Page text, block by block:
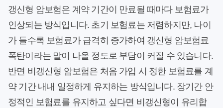
갱신형 암보험은 계약 기간이 만료될 때마다 보험료가
인상되는 방식입니다. 초기 보험료는 저렴하지만, 나이
가 들수록 보험료가 급격히 증가하여 갱신형 암보험료
폭탄이라는 말이 나올 정도로 부담이 커질 수 있습니다.
반면 비갱신형 암보험은 처음 가입 시 정한 보험료를 계
약 기간 내내 일정하게 유지하는 방식입니다. 장기간 안
정적인 보험료를 유지하고 싶다면 비갱신형이 유리합